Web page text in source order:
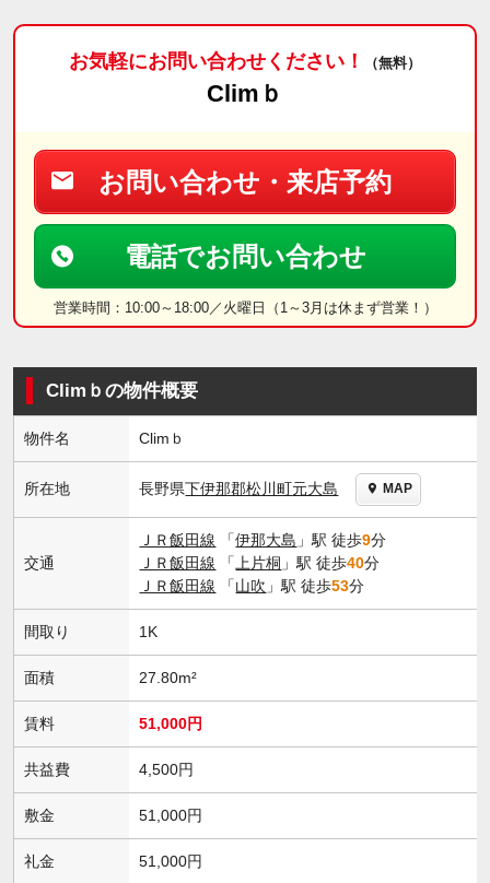
お気軽にお問い合わせください！ （無料）
Climｂ
お問い合わせ・来店予約
電話でお問い合わせ
営業時間：10:00～18:00／火曜日（1～3月は休まず営業！）
Climｂの物件概要
物件名 Climｂ
所在地 長野県下伊那郡松川町元大島 MAP
交通
ＪＲ飯田線 「伊那大島 」駅 徒歩9分
ＪＲ飯田線 「 上片桐 」駅 徒歩40分
ＪＲ飯田線 「山吹 」駅 徒歩53分
間取り 1K
面積 27.80m²
賃料 51,000円
共益費 4,500円
敷金 51,000円
礼金 51,000円